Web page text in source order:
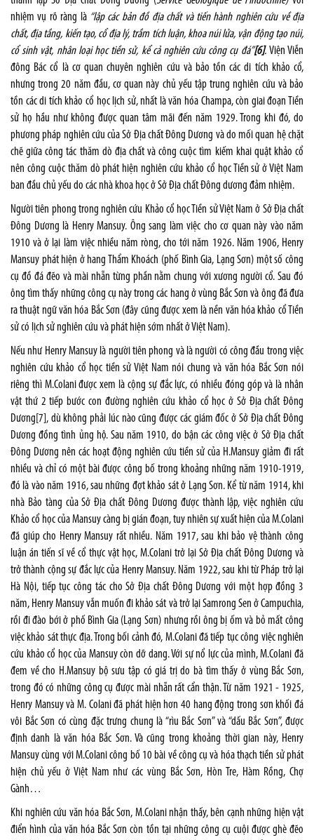
nhiệm vụ rõ ràng là “lập các bản đồ địa chất và tiến hành nghiên cứu về địa
chất, địa tầng, kiến tạo, cổ địa lý, trầm tích luận, khoa núi lửa, vận động tạo núi,
cổ sinh vật, nhân loại học tiền sử, kể cả nghiên cứu công cụ đá”[6]. Viện Viễn
đông Bác cổ là cơ quan chuyên nghiên cứu và bảo tồn các di tích khảo cổ,
nhưng trong 20 năm đầu, cơ quan này chủ yếu tập trung nghiên cứu và bảo
tồn các di tích khảo cổ học lịch sử, nhất là văn hóa Champa, còn giai đoạn Tiền
sử họ hầu như không được quan tâm mãi đến năm 1929. Trong khi đó, do
phương pháp nghiên cứu của Sở Địa chất Đông Dương và do mối quan hệ chặt
chẽ giữa công tác thăm dò địa chất và công cuộc tìm kiếm khai quật khảo cổ
nên công cuộc thăm dò phát hiện nghiên cứu khảo cổ học Tiền sử ở Việt Nam
ban đầu chủ yếu do các nhà khoa học ở Sở Địa chất Đông dương đảm nhiệm.
Người tiên phong trong nghiên cứu Khảo cổ học Tiền sử Việt Nam ở Sở Địa chất
Đông Dương là Henry Mansuy. Ông sang làm việc cho cơ quan này vào năm
1910 và ở lại làm việc nhiều năm ròng, cho tới năm 1926. Năm 1906, Henry
Mansuy phát hiện ở hang Thẩm Khoách (phố Bình Gia, Lạng Sơn) một số công
cụ đồ đá đẽo và mài nhẵn từng phần nằm chung với xương người cổ. Sau đó
ông tìm thấy những công cụ này trong các hang ở vùng Bắc Sơn và ông đã đưa
ra thuật ngữ văn hóa Bắc Sơn (đây cũng được xem là nền văn hóa khảo cổ Tiền
sử có lịch sử nghiên cứu và phát hiện sớm nhất ở Việt Nam).
Nếu như Henry Mansuy là người tiên phong và là người có công đầu trong việc
nghiên cứu khảo cổ học tiền sử Việt Nam nói chung và văn hóa Bắc Sơn nói
riêng thì M.Colani được xem là cộng sự đắc lực, có nhiều đóng góp và là nhân
vật thứ 2 tiếp bước con đường nghiên cứu khảo cổ học ở Sở Địa chất Đông
Dương [7] , dù không phải lúc nào cũng được các giám đốc ở Sở Địa chất Đông
Dương đồng tình ủng hộ. Sau năm 1910, do bận các công việc ở Sở Địa chất
Đông Dương nên các hoạt động nghiên cứu tiền sử của H.Mansuy giảm đi rất
nhiều và chỉ có một bài được công bố trong khoảng những năm 1910-1919,
đó là vào năm 1916, sau những đợt khảo sát ở Lạng Sơn. Kể từ năm 1914, khi
nhà Bảo tàng của Sở Địa chất Đông Dương được thành lập, việc nghiên cứu
Khảo cổ học của Mansuy càng bị gián đoạn, tuy nhiên sự xuất hiện của M.Colani
đã giúp cho Henry Mansuy rất nhiều. Năm 1917, sau khi bảo vệ thành công
luận án tiến sĩ về cổ thực vật học, M.Colani trở lại Sở Địa chất Đông Dương và
trở thành cộng sự đắc lực của Henry Mansuy. Năm 1922, sau khi từ Pháp trở lại
Hà Nội, tiếp tục công tác cho Sở Địa chất Đông Dương với một hợp đồng 3
năm, Henry Mansuy vẫn muốn đi khảo sát và trở lại Samrong Sen ở Campuchia,
rồi đi đào bới ở phố Bình Gia (Lạng Sơn) nhưng rồi ông bị ốm và bỏ mất công
việc khảo sát thực địa. Trong bối cảnh đó, M.Colani đã tiếp tục công việc nghiên
cứu khảo cổ học của Mansuy còn dỡ dang. Với sự nổ lực của mình, M.Colani đã
đem về cho H.Mansuy bộ sưu tập có giá trị do bà tìm thấy ở vùng Bắc Sơn,
trong đó có những công cụ được mài nhẵn rất cẩn thận. Từ năm 1921 - 1925,
Henry Mansuy và M. Colani đã phát hiện hơn 40 hang động trong sơn khối đá
vôi Bắc Sơn có cùng đặc trưng chung là “rìu Bắc Sơn” và “dấu Bắc Sơn”, được
định danh là văn hóa Bắc Sơn. Và cũng trong khoảng thời gian này, Henry
Mansuy cùng với M.Colani công bố 10 bài về công cụ và hóa thạch tiền sử phát
hiện chủ yếu ở Việt Nam như các vùng Bắc Sơn, Hòn Tre, Hàm Rồng, Chợ
Gành…
Khi nghiên cứu văn hóa Bắc Sơn, M.Colani nhận thấy, bên cạnh những hiện vật
điển hình của văn hóa Bắc Sơn còn tồn tại những công cụ cuội được ghè đẽo